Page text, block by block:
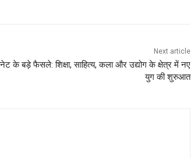
Next article
के बड़े फैसले: शिक्षा, साहित्य, कला और उद्योग के क्षेत्र में नए
युग की शुरुआत